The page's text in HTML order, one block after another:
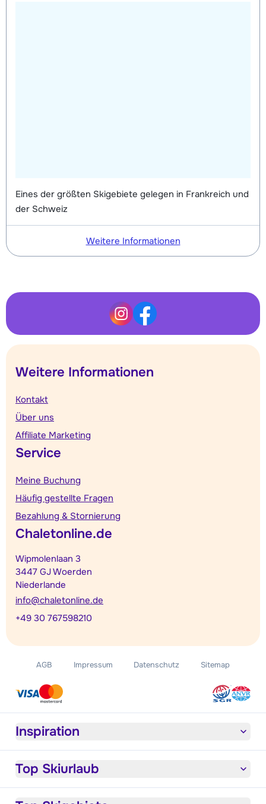
Eines der größten Skigebiete gelegen in Frankreich und
der Schweiz
Weitere Informationen
Weitere Informationen
Kontakt
Über uns
Affiliate Marketing
Service
Meine Buchung
Häufig gestellte Fragen
Bezahlung & Stornierung
Chaletonline.de
Wipmolenlaan 3
3447 GJ Woerden
Niederlande
info@chaletonline.de
+49 30 767598210
AGB Impressum Datenschutz Sitemap
Inspiration
Top Skiurlaub